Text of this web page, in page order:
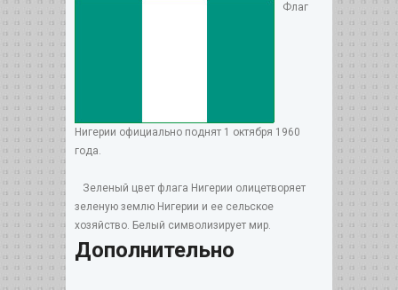
Флаг
Нигерии официально поднят 1 октября 1960
года.
Зеленый цвет флага Нигерии олицетворяет
зеленую землю Нигерии и ее сельское
хозяйство. Белый символизирует мир.
Дополнительно